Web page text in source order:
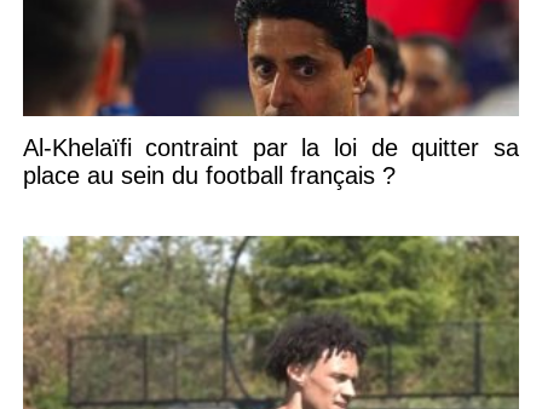
Al-Khelaïfi contraint par la loi de quitter sa
place au sein du football français ?